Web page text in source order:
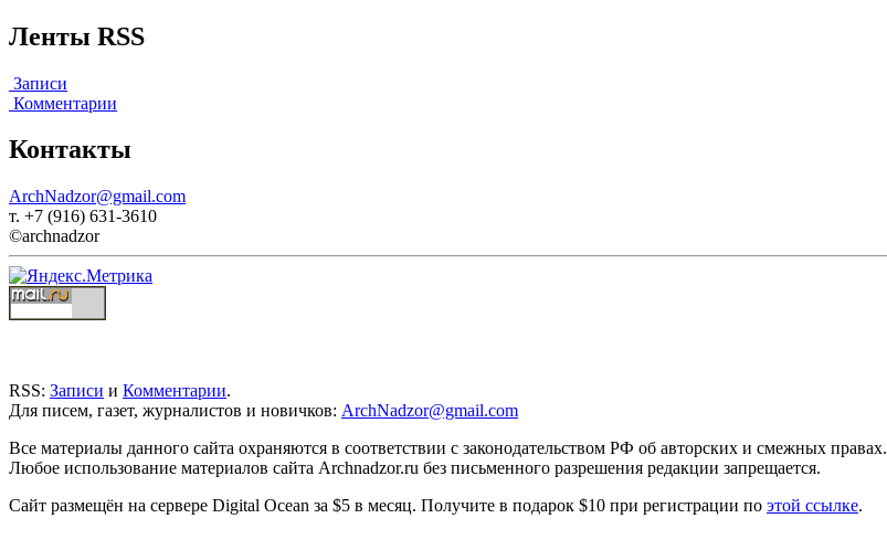
Ленты RSS
Записи
Комментарии
Контакты
ArchNadzor@gmail.com
т. +7 (916) 631-3610
©archnadzor
RSS: Записи и Комментарии.
Для писем, газет, журналистов и новичков: ArchNadzor@gmail.com
Все материалы данного сайта охраняются в соответствии с законодательством РФ об авторских и смежных правах.
Любое использование материалов сайта Archnadzor.ru без письменного разрешения редакции запрещается.
Сайт размещён на сервере Digital Ocean за $5 в месяц. Получите в подарок $10 при регистрации по этой ссылке.